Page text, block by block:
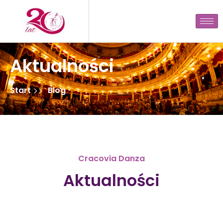
Aktualności
Start Blog
Cracovia Danza
Aktualności